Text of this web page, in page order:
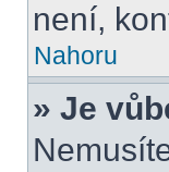
není,
Nahoru
» Je